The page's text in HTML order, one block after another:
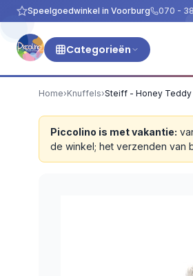
Speelgoedwinkel in Voorburg 070 -
Categorieën
Home›Knuffels›Steiff - Honey Teddy
Piccolino is met vakantie:
de winkel; het verzenden van